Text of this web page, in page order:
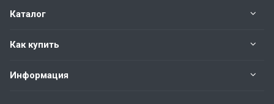
Каталог
Как купить
Информация